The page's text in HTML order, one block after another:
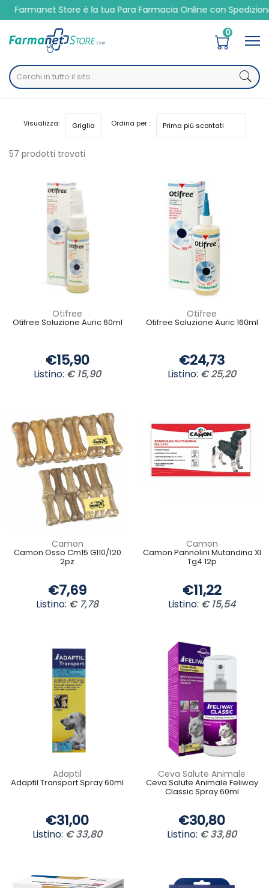
Store è la tua Para Farmacia Online con Spedizione
0
57 prodotti trovati
Visualizza: Ordina per :
Otifree
Otifree Soluzione Auric 60ml
€15,90
Listino: € 15,90
Otifree
Otifree Soluzione Auric 160ml
€24,73
Listino: € 25,20
Camon
Camon Osso Cm15 G110/120
2pz
€7,69
Listino: € 7,78
Camon
Camon Pannolini Mutandina Xl
Tg4 12p
€11,22
Listino: € 15,54
Adaptil
Adaptil Transport Spray 60ml
€31,00
Listino: € 33,80
Ceva Salute Animale
Ceva Salute Animale Feliway
Classic Spray 60ml
€30,80
Listino: € 33,80